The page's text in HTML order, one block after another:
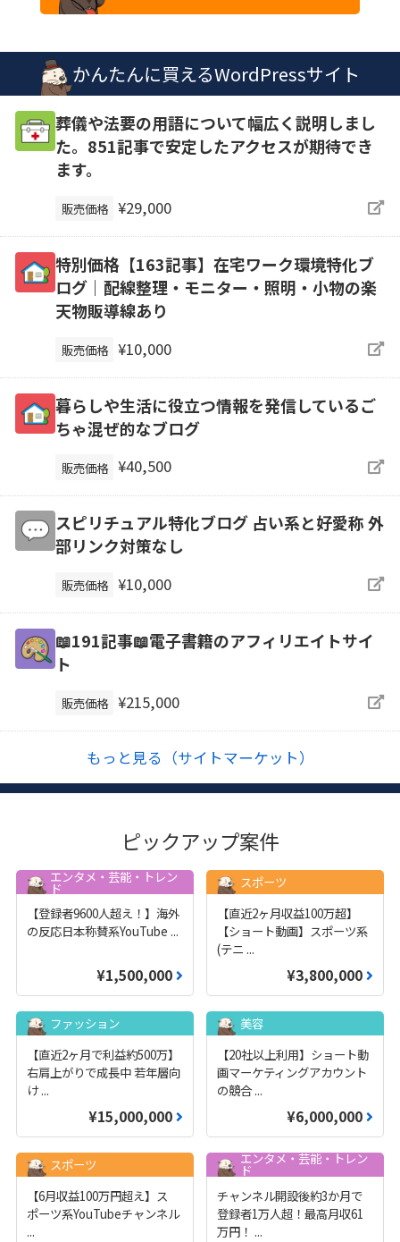
かんたんに買えるWordPressサイト
葬儀や法要の用語について幅広く説明しまし
た。851記事で安定したアクセスが期待でき
ます。
販売価格 ¥29,000
特別価格【163記事】在宅ワーク環境特化ブ
ログ｜配線整理・モニター・照明・小物の楽
天物販導線あり
販売価格 ¥10,000
暮らしや生活に役立つ情報を発信しているご
ちゃ混ぜ的なブログ
販売価格 ¥40,500
スピリチュアル特化ブログ 占い系と好愛称 外
部リンク対策なし
販売価格 ¥10,000
📖191記事📖電子書籍のアフィリエイトサイ
ト
販売価格 ¥215,000
もっと見る（サイトマーケット）
ピックアップ案件
エンタメ・芸能・トレン
ド
【登録者9600人超え！】海外
の反応日本称賛系YouTube ...
¥1,500,000
スポーツ
【直近2ヶ月収益100万超】
【ショート動画】スポーツ系
(テニ ...
¥3,800,000
ファッション
【直近2ヶ月で利益約500万】
右肩上がりで成長中 若年層向
け...
¥15,000,000
美容
【20社以上利用】ショート動
画マーケティングアカウント
の競合...
¥6,000,000
スポーツ
【6月収益100万円超え】ス
ポーツ系YouTubeチャンネル
...
エンタメ・芸能・トレン
ド
チャンネル開設後約3か月で
登録者1万人超！最高月収61
万円！ ...